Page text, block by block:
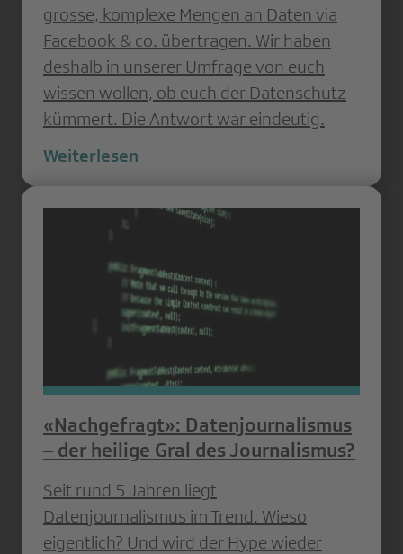
grosse, komplexe Mengen an Daten via
Facebook & co. übertragen. Wir haben
deshalb in unserer Umfrage von euch
wissen wollen, ob euch der Datenschutz
kümmert. Die Antwort war eindeutig.
Weiterlesen
«Nachgefragt»: Datenjournalismus
– der heilige Gral des Journalismus?
Seit rund 5 Jahren liegt
Datenjournalismus im Trend. Wieso
eigentlich? Und wird der Hype wieder